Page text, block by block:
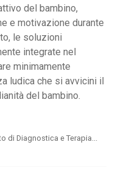
del bambino,
e motivazione durante
le soluzioni
integrate nel
minimamente
ludica che si avvicini il
del bambino.
di Diagnostica e Terapia...